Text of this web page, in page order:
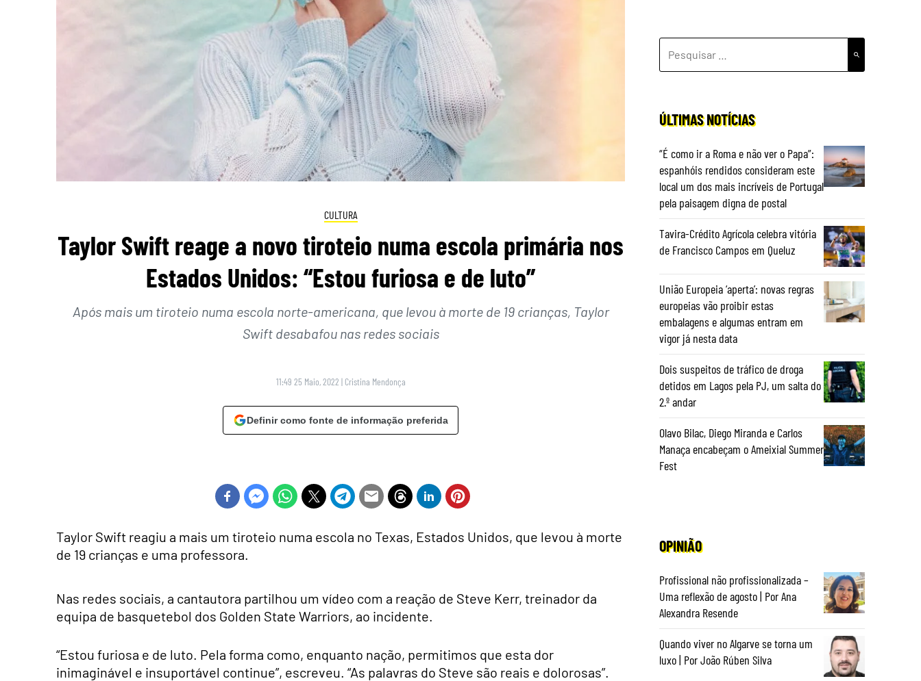
CULTURA
Taylor Swift reage a novo tiroteio numa escola primária nos
Estados Unidos: “Estou furiosa e de luto”
Após mais um tiroteio numa escola norte-americana, que levou à morte de 19 crianças, Taylor
Swift desabafou nas redes sociais
11:49 25 Maio, 2022 | Cristina Mendonça
Definir como fonte de informação preferida
Taylor Swift reagiu a mais um tiroteio numa escola no Texas, Estados Unidos, que levou à morte
de 19 crianças e uma professora.
Nas redes sociais, a cantautora partilhou um vídeo com a reação de Steve Kerr, treinador da
equipa de basquetebol dos Golden State Warriors, ao incidente.
“Estou furiosa e de luto. Pela forma como, enquanto nação, permitimos que esta dor
inimaginável e insuportável continue”, escreveu. “As palavras do Steve são reais e dolorosas”.
POR:
ÚLTIMAS NOTÍCIAS
“É como ir a Roma e não ver o Papa”:
espanhóis rendidos consideram este
local um dos mais incríveis de Portugal
pela paisagem digna de postal
Tavira-Crédito Agrícola celebra vitória
de Francisco Campos em Queluz
União Europeia ‘aperta’: novas regras
europeias vão proibir estas
embalagens e algumas entram em
vigor já nesta data
Dois suspeitos de tráfico de droga
detidos em Lagos pela PJ, um salta do
2.º andar
Olavo Bilac, Diego Miranda e Carlos
Manaça encabeçam o Ameixial Summer
Fest
OPINIÃO
Profissional não profissionalizada –
Uma reflexão de agosto | Por Ana
Alexandra Resende
Quando viver no Algarve se torna um
luxo | Por João Rúben Silva